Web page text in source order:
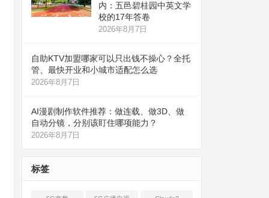
内：五邑碧桂园中英文学
校的17年答卷
2026年8月7日
自助KTV加盟哪家可以只出钱不操心？全托
管、最快开业和小城市适配怎么选
2026年8月7日
AI漫剧制作软件推荐：做连载、做3D、做
自动分镜，分别该盯住哪项能力？
2026年8月7日
标签